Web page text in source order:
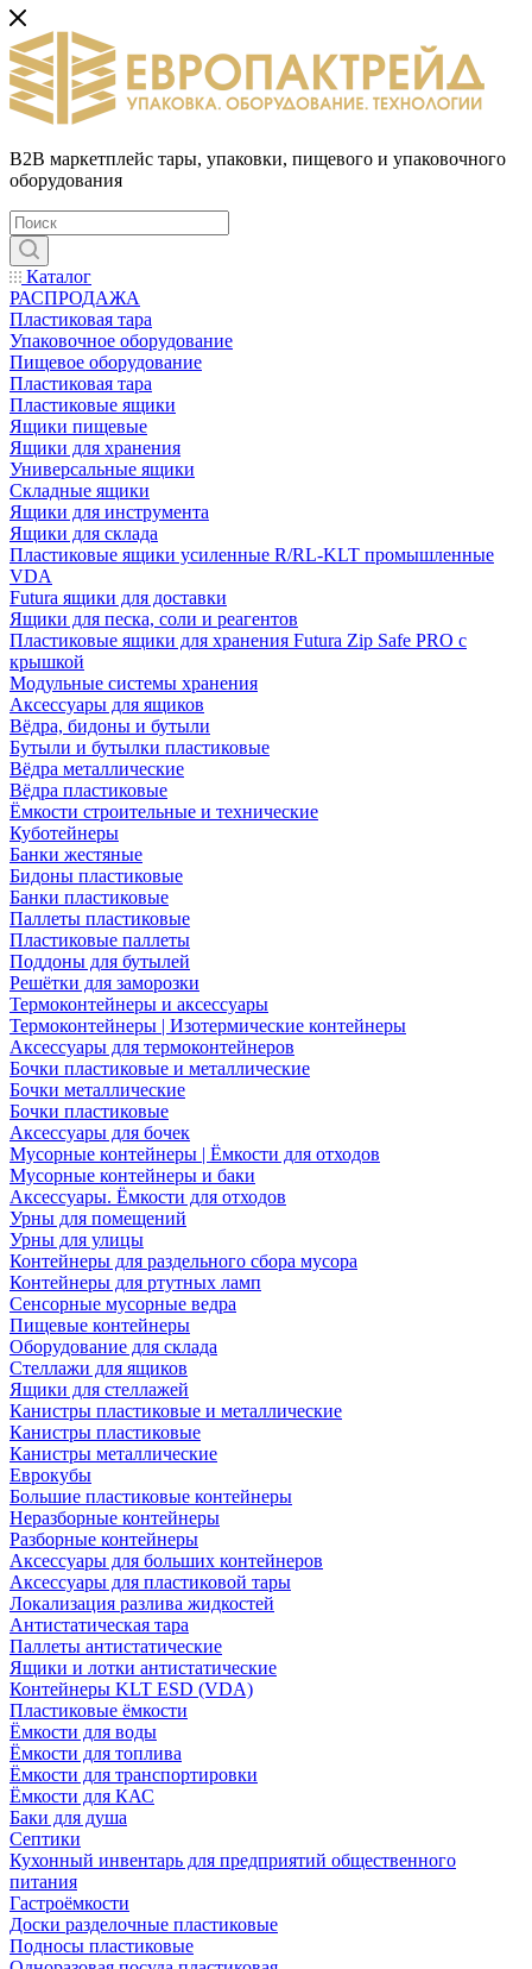
B2B маркетплейс тары, упаковки, пищевого и упаковочного
оборудования
Каталог
РАСПРОДАЖА
Пластиковая тара
Упаковочное оборудование
Пищевое оборудование
Пластиковая тара
Пластиковые ящики
Ящики пищевые
Ящики для хранения
Универсальные ящики
Складные ящики
Ящики для инструмента
Ящики для склада
Пластиковые ящики усиленные R/RL-KLT промышленные
VDA
Futura ящики для доставки
Ящики для песка, соли и реагентов
Пластиковые ящики для хранения Futura Zip Safe PRO с
крышкой
Модульные системы хранения
Аксессуары для ящиков
Вёдра, бидоны и бутыли
Бутыли и бутылки пластиковые
Вёдра металлические
Вёдра пластиковые
Ёмкости строительные и технические
Куботейнеры
Банки жестяные
Бидоны пластиковые
Банки пластиковые
Паллеты пластиковые
Пластиковые паллеты
Поддоны для бутылей
Решётки для заморозки
Термоконтейнеры и аксессуары
Термоконтейнеры | Изотермические контейнеры
Аксессуары для термоконтейнеров
Бочки пластиковые и металлические
Бочки металлические
Бочки пластиковые
Аксессуары для бочек
Мусорные контейнеры | Ёмкости для отходов
Мусорные контейнеры и баки
Аксессуары. Ёмкости для отходов
Урны для помещений
Урны для улицы
Контейнеры для раздельного сбора мусора
Контейнеры для ртутных ламп
Сенсорные мусорные ведра
Пищевые контейнеры
Оборудование для склада
Стеллажи для ящиков
Ящики для стеллажей
Канистры пластиковые и металлические
Канистры пластиковые
Канистры металлические
Еврокубы
Большие пластиковые контейнеры
Неразборные контейнеры
Разборные контейнеры
Аксессуары для больших контейнеров
Аксессуары для пластиковой тары
Локализация разлива жидкостей
Антистатическая тара
Паллеты антистатические
Ящики и лотки антистатические
Контейнеры KLT ESD (VDA)
Пластиковые ёмкости
Ёмкости для воды
Ёмкости для топлива
Ёмкости для транспортировки
Ёмкости для КАС
Баки для душа
Септики
Кухонный инвентарь для предприятий общественного
питания
Гастроёмкости
Доски разделочные пластиковые
Подносы пластиковые